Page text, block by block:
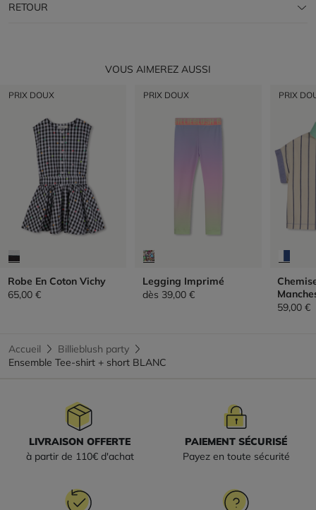
RETOUR
VOUS AIMEREZ AUSSI
PRIX DOUX
Robe En Coton Vichy
65,00 €
PRIX DOUX
Legging Imprimé
dès 39,00 €
PRIX
59,00 €
Accueil
Billieblush party
Ensemble Tee-shirt + short BLANC
LIVRAISON OFFERTE
à partir de 110€ d'achat
PAIEMENT SÉCURISÉ
Payez en toute sécurité